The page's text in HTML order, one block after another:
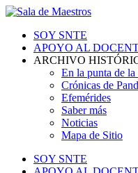
SOY SNTE
APOYO AL
ARCHIVO
En la punta de la
Crónicas de
Efemérides
Saber más
Noticias
Mapa de Sitio
SOY SNTE